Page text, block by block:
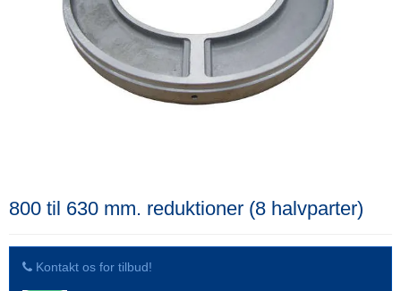
800 til 630 mm. reduktioner (8 halvparter)
Kontakt os for tilbud!